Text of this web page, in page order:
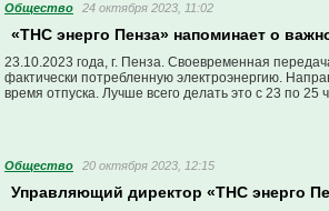
Общество 24 октября 2023, 11:02
«ТНС энерго Пенза» напоминает о
23.10.2023 года, г. Пенза. Своевременная
фактически потребленную электроэнергию.
время отпуска. Лучше всего делать это с 23 по 25
Общество 20 октября 2023, 12:15
Управляющий директор «ТНС энерго